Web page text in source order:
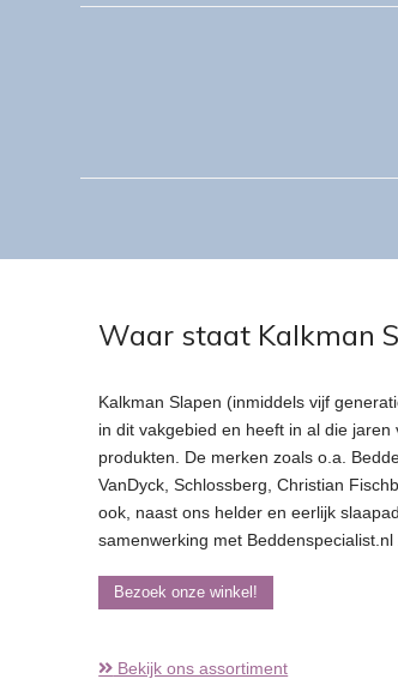
Waar staat Kalkman
Kalkman Slapen (inmiddels vijf
in dit vakgebied en heeft in al die
produkten. De merken zoals o.a.
VanDyck, Schlossberg, Christian
ook, naast ons helder en eerlijk
samenwerking met
Bezoek onze winkel!
Bekijk ons assortiment